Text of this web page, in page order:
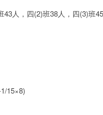
人，四(2)班38人，四(3)班
15×8)